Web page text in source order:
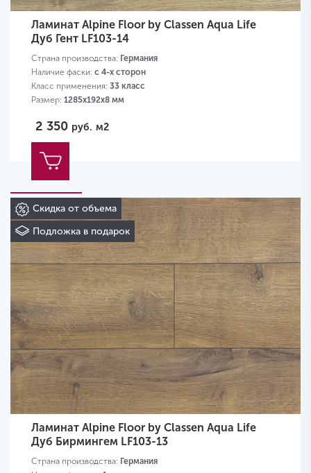
Ламинат Alpine Floor by Classen Aqua Life
Дуб Гент LF103-14
Страна производства: Германия
Наличие фаски: с 4-х сторон
Класс применения: 33 класс
Размер: 1285х192х8 мм
2 350 руб. м2
Скидка от объема
Подложка в подарок
Ламинат Alpine Floor by Classen Aqua Life
Дуб Бирмингем LF103-13
Страна производства: Германия